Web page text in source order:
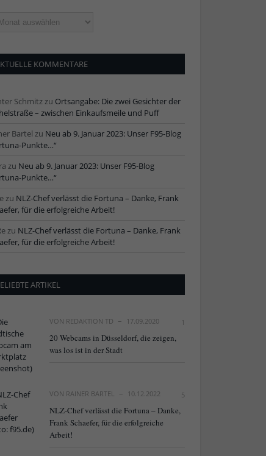
KOMMENTARE
Schmitzzu Ortsangabe: Die zwei Gesichter der
– zwischen Einkaufsmeile und Puff
Bartel zu Neu ab 9. Januar 2023: Unser F95-Blog
Punkte…“
zu Neu ab 9. Januar 2023: Unser F95-Blog
Punkte…“
zu NLZ-Chef verlässt die Fortuna – Danke, Frank
für die erfolgreiche Arbeit!
zu NLZ-Chef verlässt die Fortuna – Danke, Frank
für die erfolgreiche Arbeit!
ARTIKEL
VON REDAKTION TD 17.09.2020 1
20 Webcams in Düsseldorf, die zeigen,
was los ist in der Stadt
VON RAINER BARTEL 10.12.2022 5
NLZ-Chef verlässt die Fortuna – Danke,
Frank Schaefer, für die erfolgreiche
Arbeit!